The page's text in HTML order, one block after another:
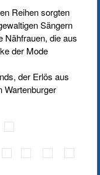
Reihen sorgten
Sängern
Nähfrauen, die aus
der Mode
der Erlös aus
Wartenburger